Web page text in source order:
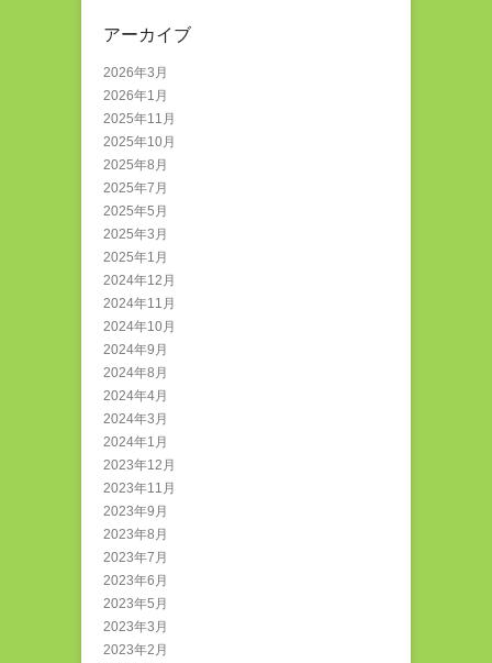
アーカイブ
2026年3月
2026年1月
2025年11月
2025年10月
2025年8月
2025年7月
2025年5月
2025年3月
2025年1月
2024年12月
2024年11月
2024年10月
2024年9月
2024年8月
2024年4月
2024年3月
2024年1月
2023年12月
2023年11月
2023年9月
2023年8月
2023年7月
2023年6月
2023年5月
2023年3月
2023年2月